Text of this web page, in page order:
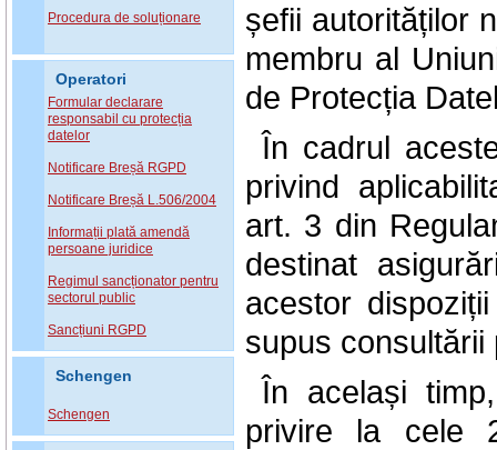
Procedura de soluționare
Operatori
Formular declarare
responsabil cu protecția
datelor
Notificare Breșă RGPD
Notificare Breșă L.506/2004
Informații plată amendă
persoane juridice
Regimul sancționator pentru
sectorul public
Sancțiuni RGPD
Schengen
Schengen
șefii autorităților
membru al
de Protecția
În cadrul
privind
art. 3 din
destinat
acestor
supus consultării
În același
privire la cele